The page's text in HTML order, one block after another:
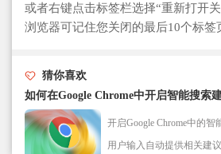
或者右键点击标签栏选择“重新打开
浏览器可记住您关闭的最后10个标签
猜你喜欢
如何在Google Chrome中开启智能搜索
开启Google Chrome中的
用户输入自动提供相关建